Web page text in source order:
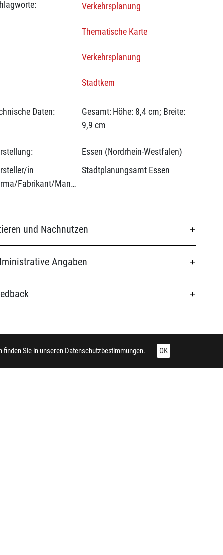
Verkehrsplanung
Thematische Karte
Verkehrsplanung
Stadtkern
Daten:
Gesamt: Höhe: 8,4 cm; Breite:
9,9 cm
Essen (Nordrhein-Westfalen)
in
(Firma/Fabrikant/Manufaktur):
Stadtplanungsamt Essen
und Nachnutzen
Angaben
finden Sie in unseren Datenschutzbestimmungen. OK